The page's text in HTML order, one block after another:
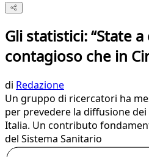
Gli statistici: “State
contagioso che in
di Redazione
Un gruppo di ricercatori ha
per prevedere la diffusione
Italia. Un contributo
del Sistema Sanitario